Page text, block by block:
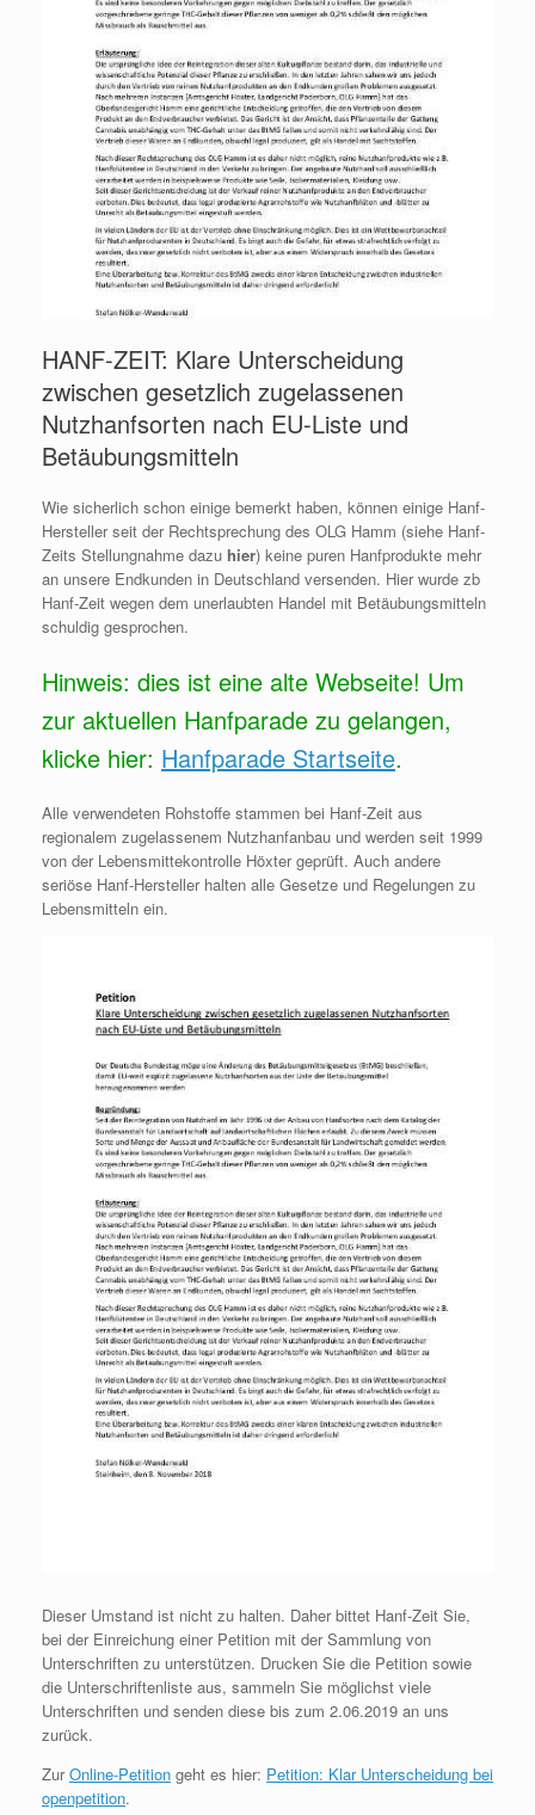
HANF-ZEIT: Klare Unterscheidung
zwischen gesetzlich zugelassenen
Nutzhanfsorten nach EU-Liste und
Betäubungsmitteln
Wie sicherlich schon einige bemerkt haben, können einige Hanf-
Hersteller seit der Rechtsprechung des OLG Hamm (siehe Hanf-
Zeits Stellungnahme dazu hier) keine puren Hanfprodukte mehr
an unsere Endkunden in Deutschland versenden. Hier wurde zb
Hanf-Zeit wegen dem unerlaubten Handel mit Betäubungsmitteln
schuldig gesprochen.
Hinweis: dies ist eine alte Webseite! Um
zur aktuellen Hanfparade zu gelangen,
klicke hier: Hanfparade Startseite.
Alle verwendeten Rohstoffe stammen bei Hanf-Zeit aus
regionalem zugelassenem Nutzhanfanbau und werden seit 1999
von der Lebensmittekontrolle Höxter geprüft. Auch andere
seriöse Hanf-Hersteller halten alle Gesetze und Regelungen zu
Lebensmitteln ein.
Dieser Umstand ist nicht zu halten. Daher bittet Hanf-Zeit Sie,
bei der Einreichung einer Petition mit der Sammlung von
Unterschriften zu unterstützen. Drucken Sie die Petition sowie
die Unterschriftenliste aus, sammeln Sie möglichst viele
Unterschriften und senden diese bis zum 2.06.2019 an uns
zurück.
ZurOnline-Petition geht es hier: Petition: Klar Unterscheidung bei
openpetition.